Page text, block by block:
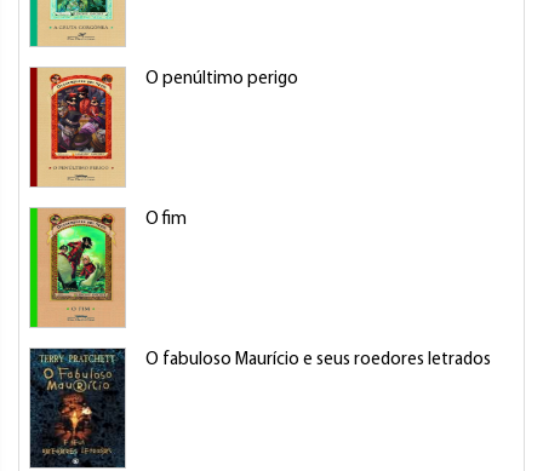
O penúltimo perigo
O fim
O fabuloso Maurício e seus roedores letrados